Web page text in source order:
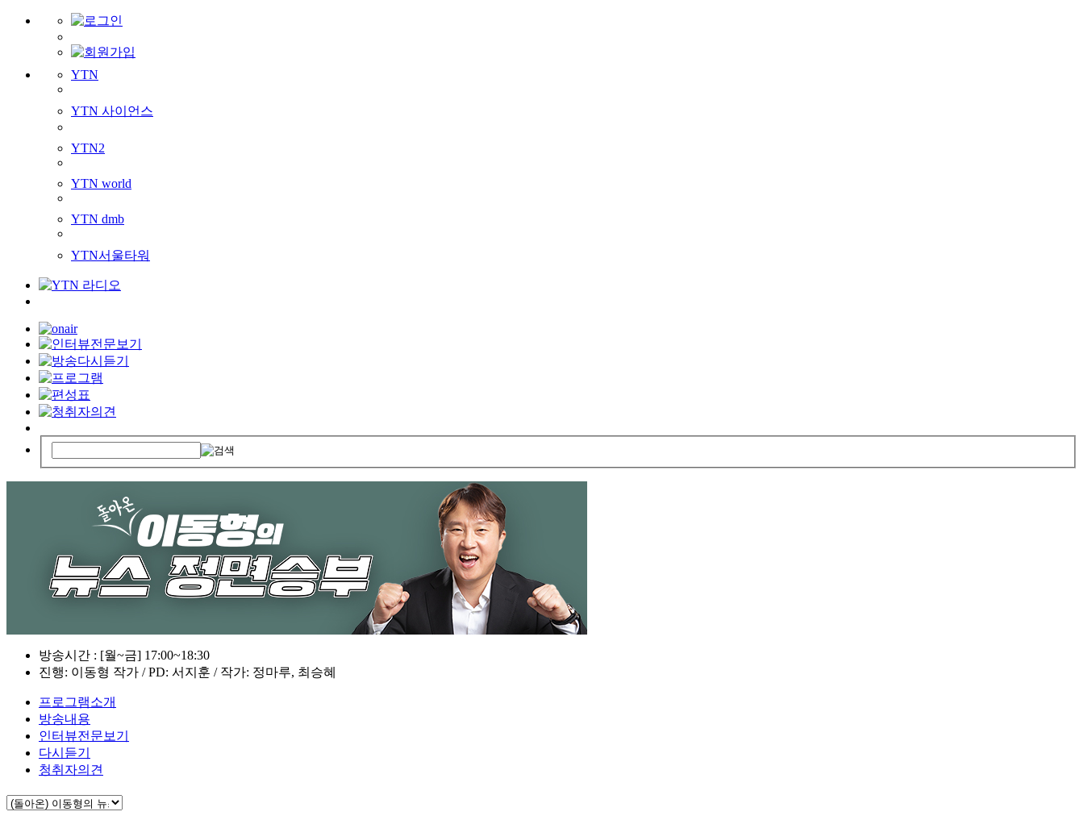
YTN
YTN 사이언스
YTN2
YTN world
YTN dmb
YTN서울타워
방송시간 : [월~금] 17:00~18:30
진행: 이동형 작가 / PD: 서지훈 / 작가: 정마루, 최승혜
프로그램소개
방송내용
인터뷰전문보기
다시듣기
청취자의견